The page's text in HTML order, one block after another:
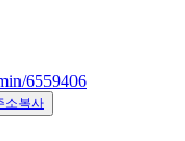
6559406
소복사